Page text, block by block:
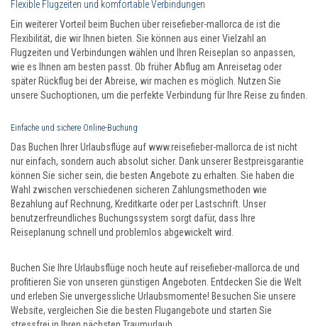
Flexible Flugzeiten und komfortable Verbindungen
Ein weiterer Vorteil beim Buchen über reisefieber-mallorca.de ist die
Flexibilität, die wir Ihnen bieten. Sie können aus einer Vielzahl an
Flugzeiten und Verbindungen wählen und Ihren Reiseplan so anpassen,
wie es Ihnen am besten passt. Ob früher Abflug am Anreisetag oder
später Rückflug bei der Abreise, wir machen es möglich. Nutzen Sie
unsere Suchoptionen, um die perfekte Verbindung für Ihre Reise zu finden.
Einfache und sichere Online-Buchung
Das Buchen Ihrer Urlaubsflüge auf www.reisefieber-mallorca.de ist nicht
nur einfach, sondern auch absolut sicher. Dank unserer Bestpreisgarantie
können Sie sicher sein, die besten Angebote zu erhalten. Sie haben die
Wahl zwischen verschiedenen sicheren Zahlungsmethoden wie
Bezahlung auf Rechnung, Kreditkarte oder per Lastschrift. Unser
benutzerfreundliches Buchungssystem sorgt dafür, dass Ihre
Reiseplanung schnell und problemlos abgewickelt wird.
Buchen Sie Ihre Urlaubsflüge noch heute auf reisefieber-mallorca.de und
profitieren Sie von unseren günstigen Angeboten. Entdecken Sie die Welt
und erleben Sie unvergessliche Urlaubsmomente! Besuchen Sie unsere
Website, vergleichen Sie die besten Flugangebote und starten Sie